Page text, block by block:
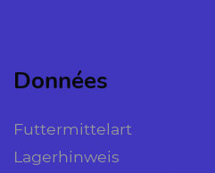
Données
Futtermittelart
Lagerhinweis